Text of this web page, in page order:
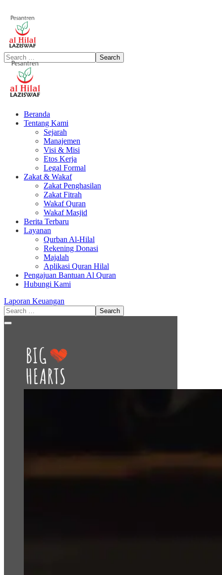
Beranda
Tentang Kami
Sejarah
Manajemen
Visi & Misi
Etos Kerja
Legal Formal
Zakat & Wakaf
Zakat Penghasilan
Zakat Fitrah
Wakaf Quran
Wakaf Masjid
Berita Terbaru
Layanan
Qurban Al-Hilal
Rekening Donasi
Majalah
Aplikasi Quran Hilal
Pengajuan Bantuan Al Quran
Hubungi Kami
Laporan Keuangan